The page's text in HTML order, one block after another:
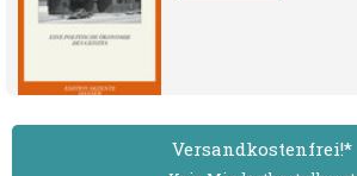
Versand­kostenfrei!*